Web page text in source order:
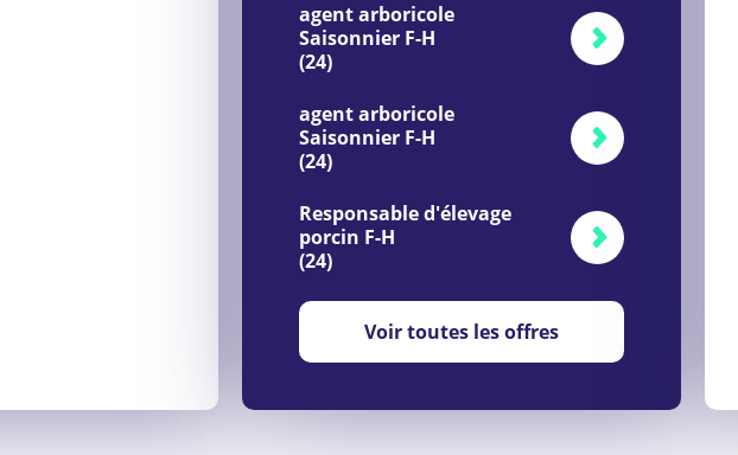
agent arboricole
Saisonnier F-H
(24)
agent arboricole
Saisonnier F-H
(24)
Responsable d'élevage
porcin F-H
(24)
Voir toutes les offres